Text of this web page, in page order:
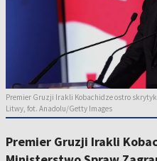
Premier Gruzji Irakli Kobachidze ostro
Litwy, fot. Anadolu/Getty Images
Premier Gruzji Irakli